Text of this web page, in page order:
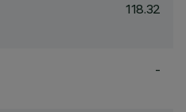
118.32
-